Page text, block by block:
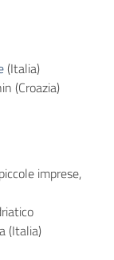
(Italia)
(Croazia)
imprese,
(Italia)